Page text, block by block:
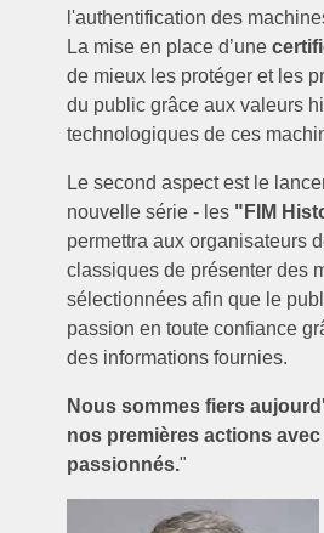
l'authentification des
La mise en place d’une
de mieux les protéger et les
du public grâce aux valeurs
technologiques de ces
Le second aspect est le
nouvelle série - les "FIM
permettra aux organisateurs
classiques de présenter des
sélectionnées afin que le
passion en toute confiance
des informations fournies.
Nous sommes fiers
nos premières actions
passionnés."